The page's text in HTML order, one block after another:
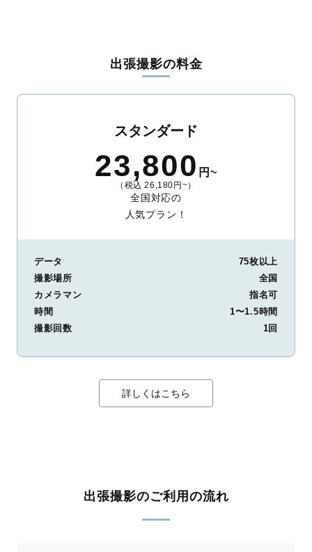
出張撮影の料金
スタンダード
23,800 円~
（税込 26,180円~）
全国対応の
人気プラン！
データ
75枚以上
撮影場所
全国
カメラマン
指名可
時間
1〜1.5時間
撮影回数
1回
詳しくはこちら
出張撮影のご利用の流れ